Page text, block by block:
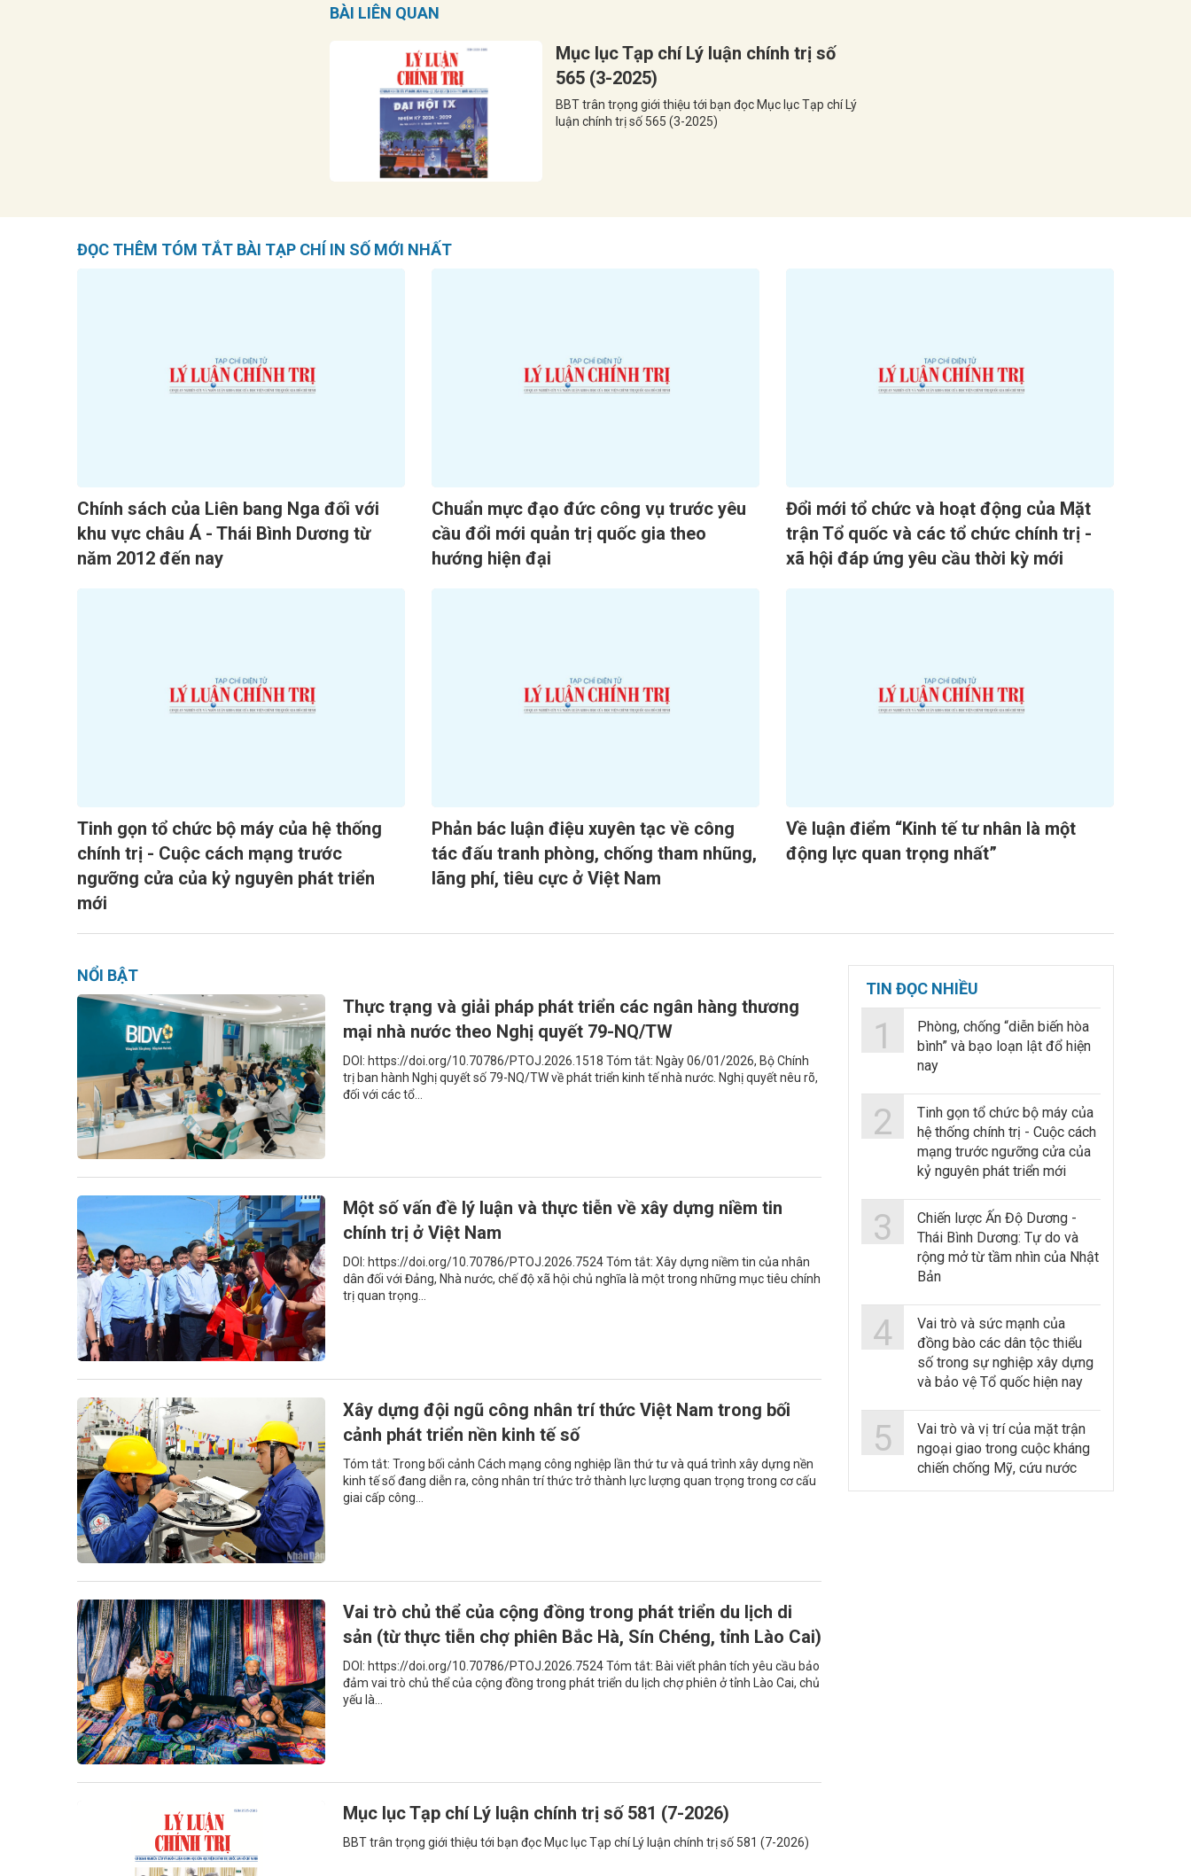
BÀI LIÊN QUAN
Mục lục Tạp chí Lý luận chính trị số
565 (3-2025)
BBT trân trọng giới thiệu tới bạn đọc Mục lục Tạp chí Lý
luận chính trị số 565 (3-2025)
ĐỌC THÊM TÓM TẮT BÀI TẠP CHÍ IN SỐ MỚI NHẤT
Chính sách của Liên bang Nga đối với
khu vực châu Á - Thái Bình Dương từ
năm 2012 đến nay
Chuẩn mực đạo đức công vụ trước yêu
cầu đổi mới quản trị quốc gia theo
hướng hiện đại
Đổi mới tổ chức và hoạt động của Mặt
trận Tổ quốc và các tổ chức chính trị -
xã hội đáp ứng yêu cầu thời kỳ mới
Tinh gọn tổ chức bộ máy của hệ thống
chính trị - Cuộc cách mạng trước
ngưỡng cửa của kỷ nguyên phát triển
mới
Phản bác luận điệu xuyên tạc về công
tác đấu tranh phòng, chống tham nhũng,
lãng phí, tiêu cực ở Việt Nam
Về luận điểm “Kinh tế tư nhân là một
động lực quan trọng nhất”
NỔI BẬT
Thực trạng và giải pháp phát triển các ngân hàng thương
mại nhà nước theo Nghị quyết 79-NQ/TW
DOI: https://doi.org/10.70786/PTOJ.2026.1518 Tóm tắt: Ngày 06/01/2026, Bộ Chính
trị ban hành Nghị quyết số 79-NQ/TW về phát triển kinh tế nhà nước. Nghị quyết nêu rõ,
đối với các tổ...
Một số vấn đề lý luận và thực tiễn về xây dựng niềm tin
chính trị ở Việt Nam
DOI: https://doi.org/10.70786/PTOJ.2026.7524 Tóm tắt: Xây dựng niềm tin của nhân
dân đối với Đảng, Nhà nước, chế độ xã hội chủ nghĩa là một trong những mục tiêu chính
trị quan trọng...
Xây dựng đội ngũ công nhân trí thức Việt Nam trong bối
cảnh phát triển nền kinh tế số
Tóm tắt: Trong bối cảnh Cách mạng công nghiệp lần thứ tư và quá trình xây dựng nền
kinh tế số đang diễn ra, công nhân trí thức trở thành lực lượng quan trọng trong cơ cấu
giai cấp công...
Vai trò chủ thể của cộng đồng trong phát triển du lịch di
sản (từ thực tiễn chợ phiên Bắc Hà, Sín Chéng, tỉnh Lào Cai)
DOI: https://doi.org/10.70786/PTOJ.2026.7524 Tóm tắt: Bài viết phân tích yêu cầu bảo
đảm vai trò chủ thể của cộng đồng trong phát triển du lịch chợ phiên ở tỉnh Lào Cai, chủ
yếu là...
Mục lục Tạp chí Lý luận chính trị số 581 (7-2026)
BBT trân trọng giới thiệu tới bạn đọc Mục lục Tạp chí Lý luận chính trị số 581 (7-2026)
TIN ĐỌC NHIỀU
1
Phòng, chống “diễn biến hòa
bình” và bạo loạn lật đổ hiện
nay
2
Tinh gọn tổ chức bộ máy của
hệ thống chính trị - Cuộc cách
mạng trước ngưỡng cửa của
kỷ nguyên phát triển mới
3
Chiến lược Ấn Độ Dương -
Thái Bình Dương: Tự do và
rộng mở từ tầm nhìn của Nhật
Bản
4
Vai trò và sức mạnh của
đồng bào các dân tộc thiểu
số trong sự nghiệp xây dựng
và bảo vệ Tổ quốc hiện nay
5
Vai trò và vị trí của mặt trận
ngoại giao trong cuộc kháng
chiến chống Mỹ, cứu nước